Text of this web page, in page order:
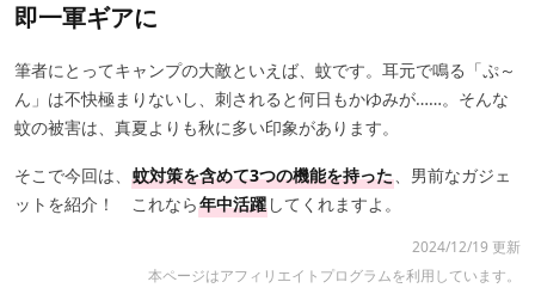
即一軍ギアに
筆者にとってキャンプの大敵といえば、蚊です。耳元で鳴る「ぷ～
ん」は不快極まりないし、刺されると何日もかゆみが……。そんな
蚊の被害は、真夏よりも秋に多い印象があります。
そこで今回は、 蚊対策を含めて3つの機能を持った、男前なガジェ
ットを紹介！ これなら年中活躍 してくれますよ。
2024/12/19 更新
本ページはアフィリエイトプログラムを利用しています。